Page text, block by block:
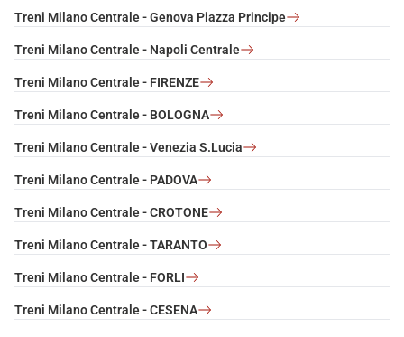
Treni Milano Centrale - Genova Piazza Principe
Treni Milano Centrale - Napoli Centrale
Treni Milano Centrale - FIRENZE
Treni Milano Centrale - BOLOGNA
Treni Milano Centrale - Venezia S.Lucia
Treni Milano Centrale - PADOVA
Treni Milano Centrale - CROTONE
Treni Milano Centrale - TARANTO
Treni Milano Centrale - FORLI
Treni Milano Centrale - CESENA